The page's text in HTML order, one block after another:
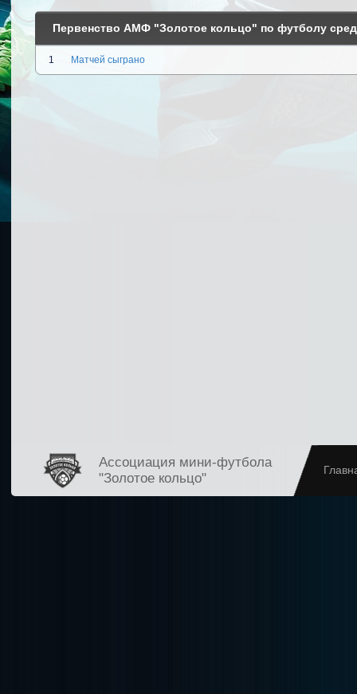
Первенство АМФ "Золотое кольцо" по футболу
1 Матчей сыграно
Ассоциация мини-футбола
"Золотое кольцо"